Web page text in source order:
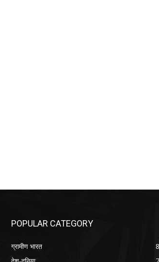
POPULAR CATEGORY
ग्रामीण भारत